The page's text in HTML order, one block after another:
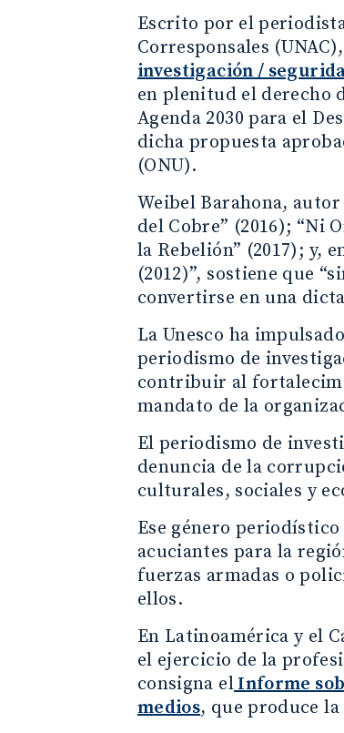
Escrito por el
Corresponsales
investigación /
en plenitud el derecho
Agenda 2030 para el
dicha propuesta
(ONU).
Weibel Barahona,
del Cobre” (2016); “Ni
la Rebelión” (2017); y,
(2012)”, sostiene que
convertirse en una
La Unesco ha
periodismo de
contribuir al
mandato de la
El periodismo de
denuncia de la
culturales, sociales y
Ese género
acuciantes para la
fuerzas armadas o
ellos.
En Latinoamérica y el
el ejercicio de la
consigna elInforme
medios, que produce la